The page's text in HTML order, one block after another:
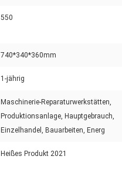
550
740*340*360mm
1-jährig
Maschinerie-Reparaturwerkstätten,
Produktionsanlage, Hauptgebrauch,
Einzelhandel, Bauarbeiten, Energ
Heißes Produkt 2021